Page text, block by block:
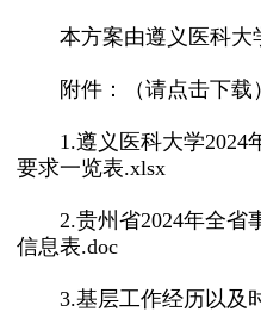
本方案由遵义医科大
附件：（请点击下载）
1.遵义医科大学2024
要求一览表.xlsx
2.贵州省2024年全省
信息表.doc
3.基层工作经历以及